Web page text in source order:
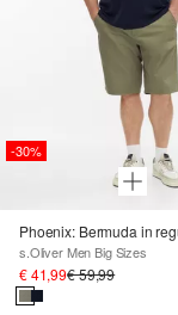
-30%
s.Oliver Men Big Sizes
€ 41,99€ 59,99